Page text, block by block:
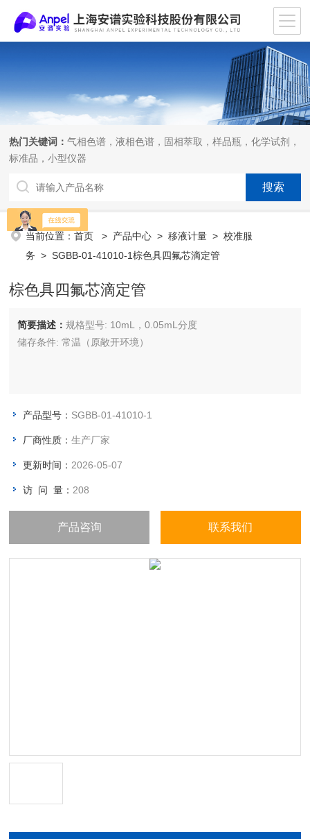
热门关键词：气相色谱，液相色谱，固相萃取，样品瓶，化学试剂，
标准品，小型仪器
当前位置：首页 > 产品中心 >移液计量 >校准服
务 > SGBB-01-41010-1棕色具四氟芯滴定管
棕色具四氟芯滴定管
简要描述：规格型号: 10mL，0.05mL分度
储存条件: 常温（原敞开环境）
产品型号： SGBB-01-41010-1
厂商性质：生产厂家
更新时间： 2026-05-07
访 问 量： 208
产品咨询 联系我们